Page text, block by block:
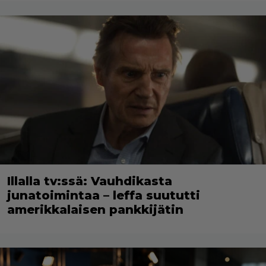
Illalla tv:ssä: Vauhdikasta
junatoimintaa – leffa suututti
amerikkalaisen pankkijätin